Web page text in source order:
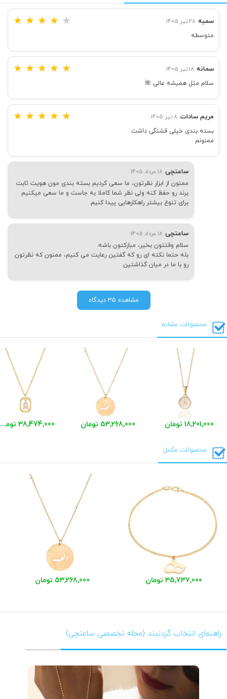
سمیه 28 تیر 1405 ★ ★ ★ ★ ★
متوسطه
سمانه 18 تیر 1405 ★ ★ ★ ★ ★
سلام مثل همیشه عالی 🌺
مریم سادات 8 تیر 1405 ★ ★ ★ ★ ★
بسته بندی خیلی قشنگی داشت
ممنونم
ساعتچی 18 مرداد 1405
ممنون از ابزار نظرتون، ما سعی کردیم بسته بندی مون هویت ثابت
برند رو حفظ کنه ولی نظر شما کاملا به جاست و ما سعی میکنیم
برای تنوع بیشتر راهکارهایی پیدا کنیم.
ساعتچی 18 مرداد 1405
سلام وقتتون بخیر، مبارکتون باشه.
بله حتما نکته ای رو که گفتین رعایت می کنیم، ممنون که نظرتون
رو با ما در میان گذاشتین.
مشاهده 35 دیدگاه
محصولات مشابه
18,201,000 تومان 53,268,000 تومان 38,474,000 تومان
محصولات مکمل
35,737,000 تومان 53,268,000 تومان
راهنمای انتخاب گردنبند (مجله تخصصی ساعتچی)